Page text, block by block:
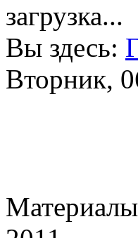
загрузка...
Вы здесь:
Вторник,